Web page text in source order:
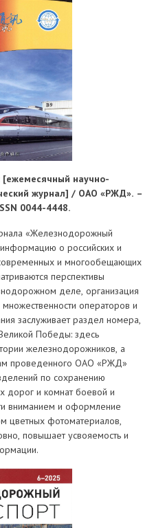
научно-
журнал] / ОАО «РЖД». –
0044-4448.
«Железнодорожный
о российских и
и многообещающих
перспективы
деле, организация
операторов и
заслуживает раздел номера,
Победы: здесь
железнодорожников, а
проведенного ОАО «РЖД»
по сохранению
дорог и комнат боевой и
вниманием и оформление
цветных фотоматериалов,
повышает усвояемость и